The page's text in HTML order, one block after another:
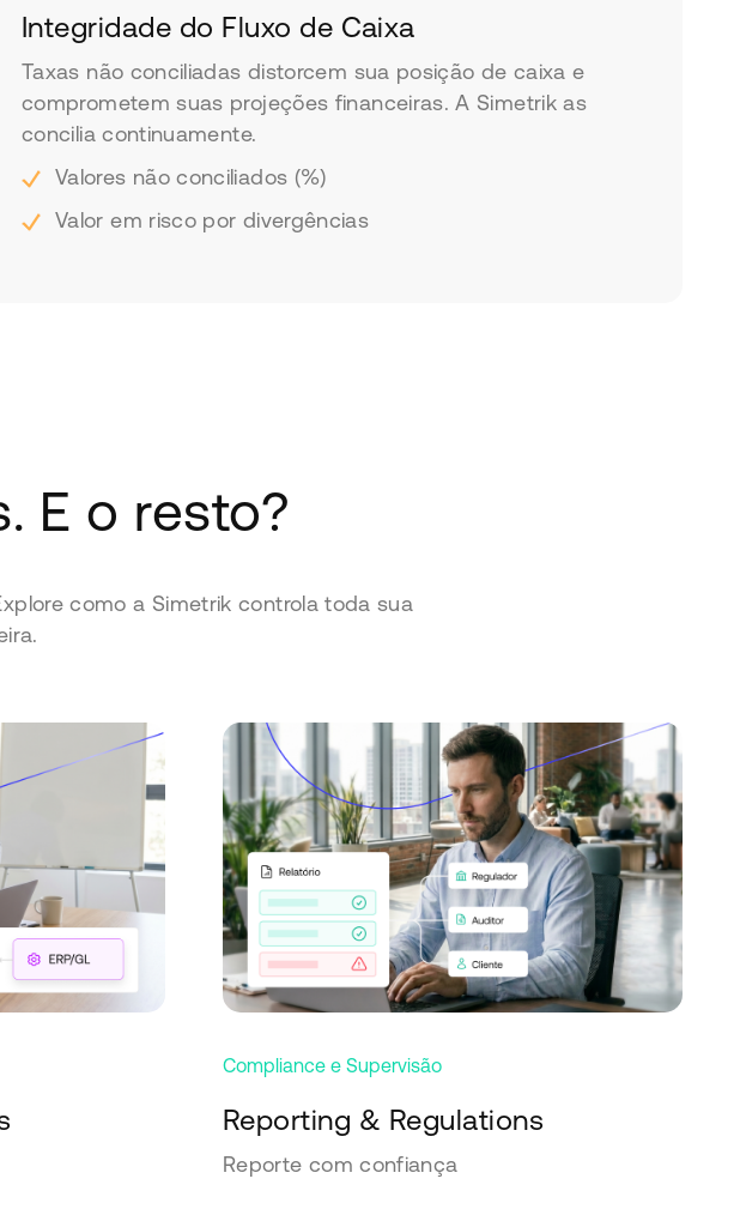
Integridade do Fluxo de Caixa
Taxas não conciliadas distorcem sua posição de caixa e
comprometem suas projeções financeiras. A Simetrik as
concilia continuamente.
Valores não conciliados (%)
Valor em risco por divergências
E o resto?
como a Simetrik controla toda sua
Compliance e Supervisão
Reporting & Regulations
Reporte com confiança